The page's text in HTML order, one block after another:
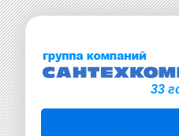
33